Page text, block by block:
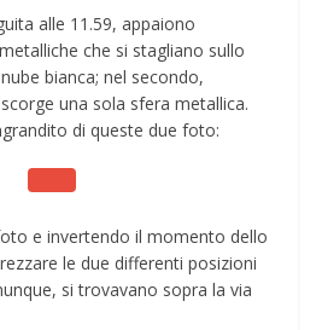
alle 11.59, appaiono
che si stagliano sullo
bianca; nel secondo,
una sola sfera metallica.
di queste due foto:
e invertendo il momento dello
le due differenti posizioni
si trovavano sopra la via